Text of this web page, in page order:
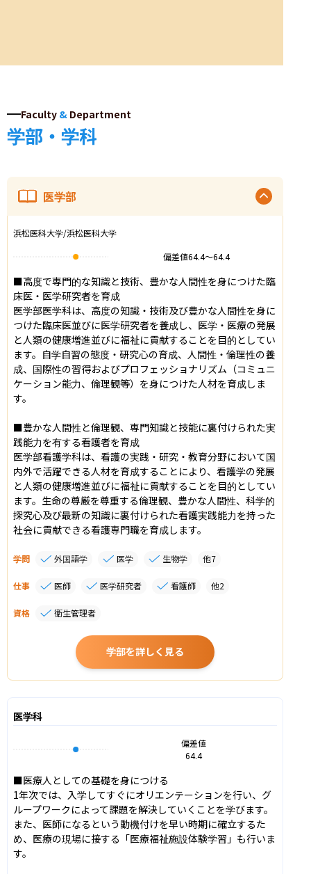
Faculty & Department
学部・学科
医学部
浜松医科大学/浜松医科大学
偏差値64.4〜64.4
■高度で専門的な知識と技術、豊かな人間性を身につけた臨
床医・医学研究者を育成
医学部医学科は、高度の知識・技術及び豊かな人間性を身に
つけた臨床医並びに医学研究者を養成し、医学・医療の発展
と人類の健康増進並びに福祉に貢献することを目的としてい
ます。自学自習の態度・研究心の育成、人間性・倫理性の養
成、国際性の習得およびプロフェッショナリズム（コミュニ
ケーション能力、倫理観等）を身につけた人材を育成しま
す。
■豊かな人間性と倫理観、専門知識と技能に裏付けられた実
践能力を有する看護者を育成
医学部看護学科は、看護の実践・研究・教育分野において国
内外で活躍できる人材を育成することにより、看護学の発展
と人類の健康増進並びに福祉に貢献することを目的としてい
ます。生命の尊厳を尊重する倫理観、豊かな人間性、科学的
探究心及び最新の知識に裏付けられた看護実践能力を持った
社会に貢献できる看護専門職を育成します。
学問 外国語学 医学 生物学 他7
仕事 医師 医学研究者 看護師 他2
資格 衛生管理者
学部を詳しく見る
医学科
偏差値
64.4
■医療人としての基礎を身につける
1年次では、入学してすぐにオリエンテーションを行い、グ
ループワークによって課題を解決していくことを学びます。
また、医師になるという動機付けを早い時期に確立するた
め、医療の現場に接する「医療福祉施設体験学習」も行いま
す。